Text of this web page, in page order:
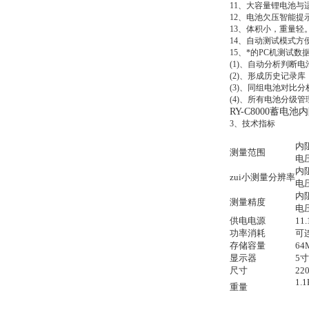
11、大容量锂电池
12、电池欠压智能
13、体积小，重量轻
14、自动测试模式方
15、*的PC机测试数
(1)、自动分析判断
(2)、形成历史记录库
(3)、同组电池对比分
(4)、所有电池分级管
RY-C8000蓄电池
3、技术指标
测量范围
内
电
zui小测量分辨率
内
电
测量精度
内
电
供电电源
功率消耗
可
存储容量
显示器
5
尺寸
重量